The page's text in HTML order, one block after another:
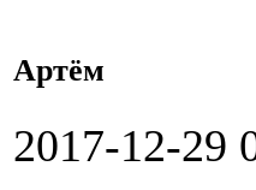
Артём
2017-12-29